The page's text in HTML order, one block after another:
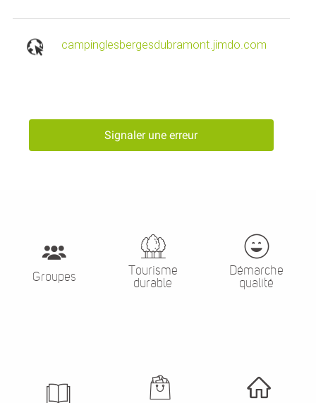
campinglesbergesdubramont.jimdo.com
Signaler une erreur
Groupes
Tourisme
durable
Démarche
qualité